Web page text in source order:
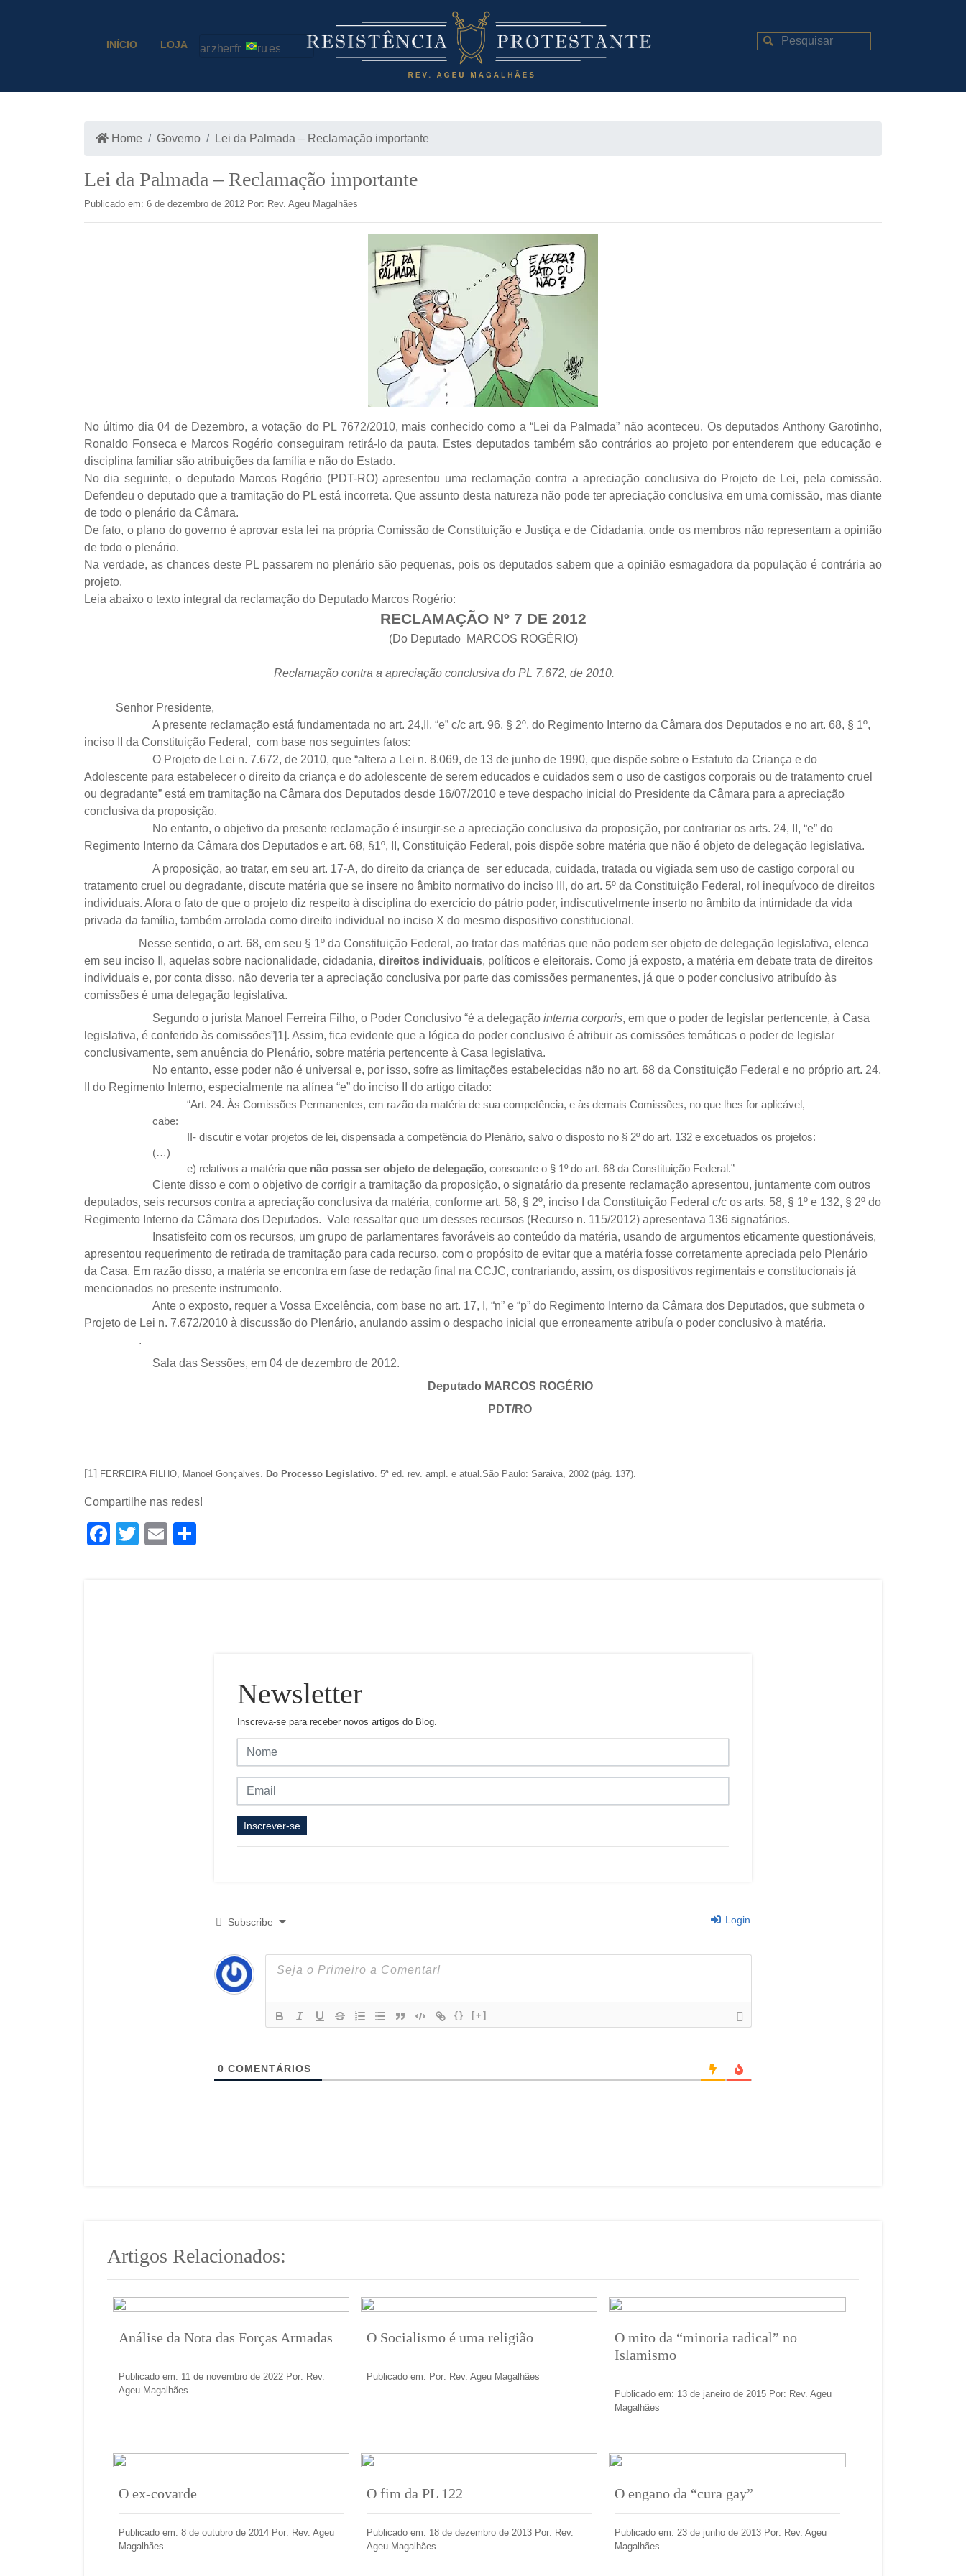
INÍCIO LOJA
Home Governo Lei da Palmada – Reclamação importante
Lei da Palmada – Reclamação importante
Publicado em: 6 de dezembro de 2012 Por: Rev. Ageu Magalhães
No último dia 04 de Dezembro, a votação do PL 7672/2010, mais conhecido como a “Lei da Palmada” não aconteceu. Os deputados Anthony Garotinho,
Ronaldo Fonseca e Marcos Rogério conseguiram retirá-lo da pauta. Estes deputados também são contrários ao projeto por entenderem que educação e
disciplina familiar são atribuições da família e não do Estado.
No dia seguinte, o deputado Marcos Rogério (PDT-RO) apresentou uma reclamação contra a apreciação conclusiva do Projeto de Lei, pela comissão.
Defendeu o deputado que a tramitação do PL está incorreta. Que assunto desta natureza não pode ter apreciação conclusiva em uma comissão, mas diante
de todo o plenário da Câmara.
De fato, o plano do governo é aprovar esta lei na própria Comissão de Constituição e Justiça e de Cidadania, onde os membros não representam a opinião
de todo o plenário.
Na verdade, as chances deste PL passarem no plenário são pequenas, pois os deputados sabem que a opinião esmagadora da população é contrária ao
projeto.
Leia abaixo o texto integral da reclamação do Deputado Marcos Rogério:
RECLAMAÇÃO Nº 7 DE 2012
(Do Deputado MARCOS ROGÉRIO)
Reclamação contra a apreciação conclusiva do PL 7.672, de 2010.
Senhor Presidente,
A presente reclamação está fundamentada no art. 24,II, “e” c/c art. 96, § 2º, do Regimento Interno da Câmara dos Deputados e no art. 68, § 1º,
inciso II da Constituição Federal, com base nos seguintes fatos:
O Projeto de Lei n. 7.672, de 2010, que “altera a Lei n. 8.069, de 13 de junho de 1990, que dispõe sobre o Estatuto da Criança e do
Adolescente para estabelecer o direito da criança e do adolescente de serem educados e cuidados sem o uso de castigos corporais ou de tratamento cruel
ou degradante” está em tramitação na Câmara dos Deputados desde 16/07/2010 e teve despacho inicial do Presidente da Câmara para a apreciação
conclusiva da proposição.
No entanto, o objetivo da presente reclamação é insurgir-se a apreciação conclusiva da proposição, por contrariar os arts. 24, II, “e” do
Regimento Interno da Câmara dos Deputados e art. 68, §1º, II, Constituição Federal, pois dispõe sobre matéria que não é objeto de delegação legislativa.
A proposição, ao tratar, em seu art. 17-A, do direito da criança de ser educada, cuidada, tratada ou vigiada sem uso de castigo corporal ou
tratamento cruel ou degradante, discute matéria que se insere no âmbito normativo do inciso III, do art. 5º da Constituição Federal, rol inequívoco de direitos
individuais. Afora o fato de que o projeto diz respeito à disciplina do exercício do pátrio poder, indiscutivelmente inserto no âmbito da intimidade da vida
privada da família, também arrolada como direito individual no inciso X do mesmo dispositivo constitucional.
Nesse sentido, o art. 68, em seu § 1º da Constituição Federal, ao tratar das matérias que não podem ser objeto de delegação legislativa, elenca
em seu inciso II, aquelas sobre nacionalidade, cidadania, direitos individuais, políticos e eleitorais. Como já exposto, a matéria em debate trata de direitos
individuais e, por conta disso, não deveria ter a apreciação conclusiva por parte das comissões permanentes, já que o poder conclusivo atribuído às
comissões é uma delegação legislativa.
Segundo o jurista Manoel Ferreira Filho, o Poder Conclusivo “é a delegação interna corporis, em que o poder de legislar pertencente, à Casa
legislativa, é conferido às comissões”[1]. Assim, fica evidente que a lógica do poder conclusivo é atribuir as comissões temáticas o poder de legislar
conclusivamente, sem anuência do Plenário, sobre matéria pertencente à Casa legislativa.
No entanto, esse poder não é universal e, por isso, sofre as limitações estabelecidas não no art. 68 da Constituição Federal e no próprio art. 24,
II do Regimento Interno, especialmente na alínea “e” do inciso II do artigo citado:
“Art. 24. Às Comissões Permanentes, em razão da matéria de sua competência, e às demais Comissões, no que lhes for aplicável,
cabe:
II- discutir e votar projetos de lei, dispensada a competência do Plenário, salvo o disposto no § 2º do art. 132 e excetuados os projetos:
(…)
e) relativos a matéria que não possa ser objeto de delegação, consoante o § 1º do art. 68 da Constituição Federal.”
Ciente disso e com o objetivo de corrigir a tramitação da proposição, o signatário da presente reclamação apresentou, juntamente com outros
deputados, seis recursos contra a apreciação conclusiva da matéria, conforme art. 58, § 2º, inciso I da Constituição Federal c/c os arts. 58, § 1º e 132, § 2º do
Regimento Interno da Câmara dos Deputados. Vale ressaltar que um desses recursos (Recurso n. 115/2012) apresentava 136 signatários.
Insatisfeito com os recursos, um grupo de parlamentares favoráveis ao conteúdo da matéria, usando de argumentos eticamente questionáveis,
apresentou requerimento de retirada de tramitação para cada recurso, com o propósito de evitar que a matéria fosse corretamente apreciada pelo Plenário
da Casa. Em razão disso, a matéria se encontra em fase de redação final na CCJC, contrariando, assim, os dispositivos regimentais e constitucionais já
mencionados no presente instrumento.
Ante o exposto, requer a Vossa Excelência, com base no art. 17, I, “n” e “p” do Regimento Interno da Câmara dos Deputados, que submeta o
Projeto de Lei n. 7.672/2010 à discussão do Plenário, anulando assim o despacho inicial que erroneamente atribuía o poder conclusivo à matéria.
.
Sala das Sessões, em 04 de dezembro de 2012.
Deputado MARCOS ROGÉRIO
PDT/RO
[1] FERREIRA FILHO, Manoel Gonçalves. Do Processo Legislativo. 5ª ed. rev. ampl. e atual.São Paulo: Saraiva, 2002 (pág. 137).
Compartilhe nas redes!
Facebook
TwitterEmail
Newsletter
Inscreva-se para receber novos artigos do Blog.
Inscrever-se
Subscribe Login
{} [+]
0 COMENTÁRIOS
Artigos Relacionados:
Análise da Nota das Forças Armadas
Publicado em: 11 de novembro de 2022 Por: Rev.
Ageu Magalhães
O Socialismo é uma religião
Publicado em: Por: Rev. Ageu Magalhães
O mito da “minoria radical” no
Islamismo
Publicado em: 13 de janeiro de 2015 Por: Rev. Ageu
Magalhães
O ex-covarde
Publicado em: 8 de outubro de 2014 Por: Rev. Ageu
Magalhães
O fim da PL 122
Publicado em: 18 de dezembro de 2013 Por: Rev.
Ageu Magalhães
O engano da “cura gay”
Publicado em: 23 de junho de 2013 Por: Rev. Ageu
Magalhães